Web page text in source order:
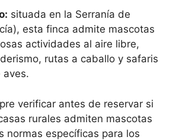
situada en la Serranía de
esta finca admite mascotas
actividades al aire libre,
rutas a caballo y safaris
aves.
verificar antes de reservar si
rurales admiten mascotas
normas específicas para los